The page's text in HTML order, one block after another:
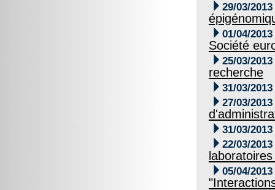
 29/03/2013
 01/04/2013
Société
 25/03/2013
recherche
 31/03/2013
 27/03/2013
 31/03/2013
 22/03/2013
 05/04/2013